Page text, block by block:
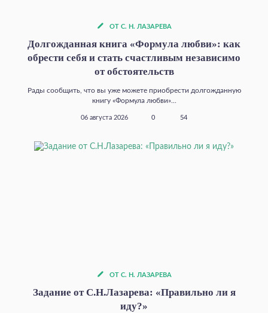
ОТ С. Н. ЛАЗАРЕВА
Долгожданная книга «Формула любви»: как
обрести себя и стать счастливым независимо
от обстоятельств
Рады сообщить, что вы уже можете приобрести долгожданную
книгу «Формула любви»...
06 августа 2026 0 54
ОТ С. Н. ЛАЗАРЕВА
Задание от С.Н.Лазарева: «Правильно ли я
иду?»